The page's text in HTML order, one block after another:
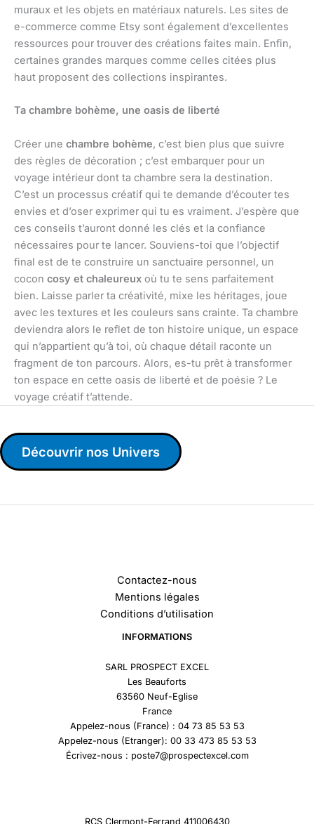
muraux et les objets en matériaux naturels. Les sites de
e-commerce comme Etsy sont également d’excellentes
ressources pour trouver des créations faites main. Enfin,
certaines grandes marques comme celles citées plus
haut proposent des collections inspirantes.
Ta chambre bohème, une oasis de liberté
Créer une chambre bohème, c’est bien plus que suivre
des règles de décoration ; c’est embarquer pour un
voyage intérieur dont ta chambre sera la destination.
C’est un processus créatif qui te demande d’écouter tes
envies et d’oser exprimer qui tu es vraiment. J’espère que
ces conseils t’auront donné les clés et la confiance
nécessaires pour te lancer. Souviens-toi que l’objectif
final est de te construire un sanctuaire personnel, un
cocon cosy et chaleureux où tu te sens parfaitement
bien. Laisse parler ta créativité, mixe les héritages, joue
avec les textures et les couleurs sans crainte. Ta chambre
deviendra alors le reflet de ton histoire unique, un espace
qui n’appartient qu’à toi, où chaque détail raconte un
fragment de ton parcours. Alors, es-tu prêt à transformer
ton espace en cette oasis de liberté et de poésie ? Le
voyage créatif t’attende.
Découvrir nos Univers
Contactez-nous
Mentions légales
Conditions d’utilisation
INFORMATIONS
SARL PROSPECT EXCEL
Les Beauforts
63560 Neuf-Eglise
France
Appelez-nous (France) : 04 73 85 53 53
Appelez-nous (Etranger): 00 33 473 85 53 53
Écrivez-nous : poste7@prospectexcel.com
RCS Clermont-Ferrand 411006430